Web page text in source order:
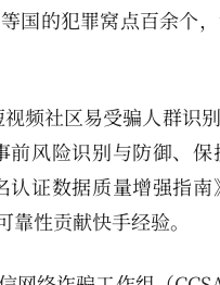
国的犯罪窝点百余个
频社区易受骗人群识
风险识别与防御、
证数据质量增强指
性贡献快手经验。